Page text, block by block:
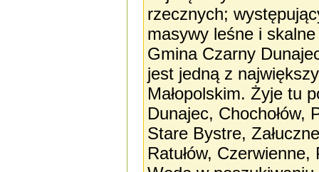
rzecznych;
masywy leśne i
Gmina Czarny
jest jedną z
Małopolskim. Żyje tu
Dunajec, Chochołów,
Stare Bystre,
Ratułów,